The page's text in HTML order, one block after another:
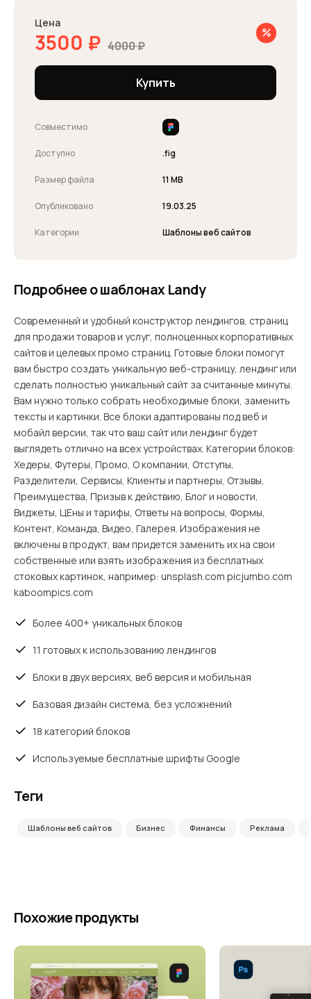
Цена
3500 ₽ 4000₽
Купить
Совместимо
Доступно .fig
Размер файла 11 MB
Опубликовано 19.03.25
Категории Шаблоны веб сайтов
Подробнее о шаблонах Landy
Современный и удобный конструктор лендингов, страниц
для продажи товаров и услуг, полноценных корпоративных
сайтов и целевых промо страниц. Готовые блоки помогут
вам быстро создать уникальную веб-страницу, лендинг или
сделать полностью уникальный сайт за считанные минуты.
Вам нужно только собрать необходимые блоки, заменить
тексты и картинки. Все блоки адаптированы под веб и
мобайл версии, так что ваш сайт или лендинг будет
выглядеть отлично на всех устройствах. Категории блоков:
Хедеры, Футеры, Промо, О компании, Отступы,
Разделители, Сервисы, Клиенты и партнеры, Отзывы,
Преимущества, Призыв к действию, Блог и новости,
Виджеты, ЦЕны и тарифы, Ответы на вопросы, Формы,
Контент, Команда, Видео, Галерея. Изображения не
включены в продукт, вам придется заменить их на свои
собственные или взять изображения из бесплатных
стоковых картинок, например: unsplash.com picjumbo.com
kaboompics.com
Более 400+ уникальных блоков
11 готовых к использованию лендингов
Блоки в двух версиях, веб версия и мобильная
Базовая дизайн система, без усложнений
18 категорий блоков
Используемые бесплатные шрифты Google
Теги
Шаблоны веб сайтов Бизнес Финансы Реклама
Похожие продукты